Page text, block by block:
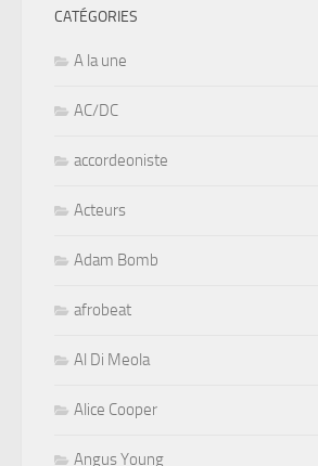
CATÉGORIES
A la une
AC/DC
accordeoniste
Acteurs
Adam Bomb
afrobeat
Al Di Meola
Alice Cooper
Angus Young